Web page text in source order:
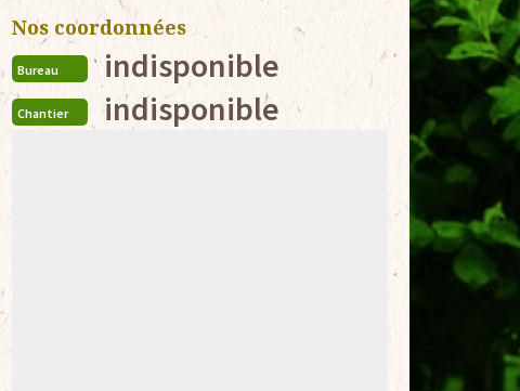
Nos coordonnées
Bureau indisponible
Chantier indisponible